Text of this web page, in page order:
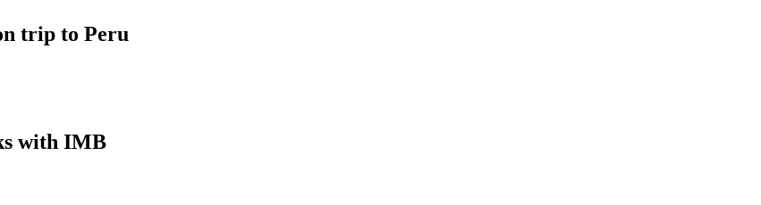
trip to Peru
with IMB